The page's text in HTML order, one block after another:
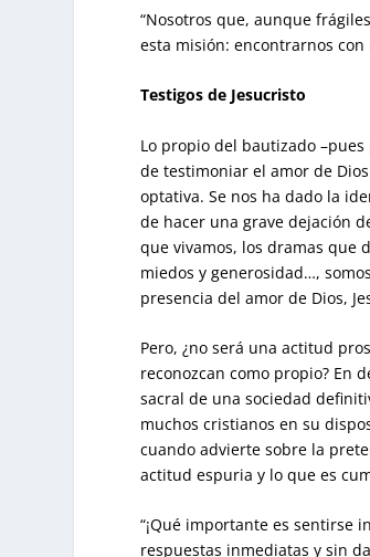
“Nosotros que, aunque
esta misión: encontrarnos
Testigos de Jesucristo
Lo propio del bautizado
de testimoniar el amor de
optativa. Se nos ha dado la
de hacer una grave dejación
que vivamos, los dramas que
miedos y generosidad…,
presencia del amor de Dios,
Pero, ¿no será una actitud
reconozcan como propio? En
sacral de una sociedad
muchos cristianos en su
cuando advierte sobre la
actitud espuria y lo que es
“¡Qué importante es sentirse
respuestas inmediatas y sin